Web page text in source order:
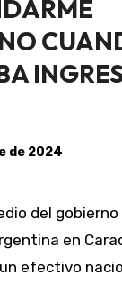
de 2024
en
efectivo